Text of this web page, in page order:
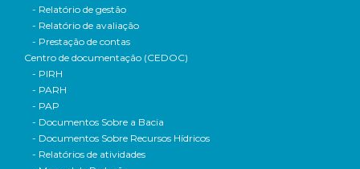
- Relatório de gestão
- Relatório de avaliação
- Prestação de contas
Centro de documentação (CEDOC)
- PIRH
- PARH
- PAP
- Documentos Sobre a Bacia
- Documentos Sobre Recursos Hídricos
- Relatórios de atividades